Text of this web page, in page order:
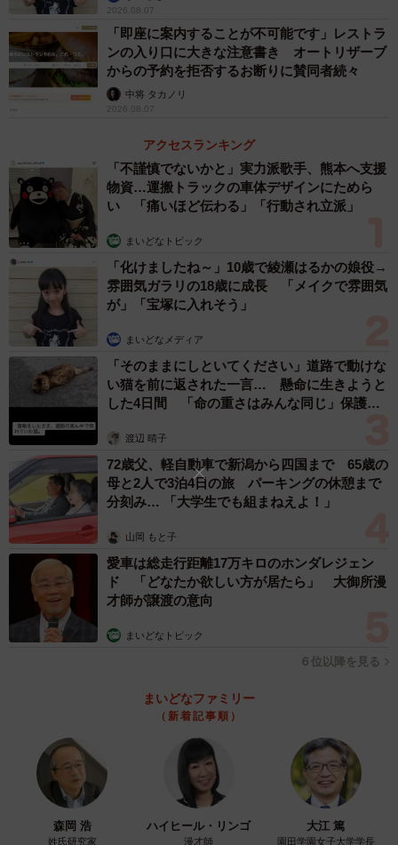
2026.08.07
「即座に案内することが不可能です」レストラ
ンの入り口に大きな注意書き オートリザーブ
からの予約を拒否するお断りに賛同者続々
中将 タカノリ
2026.08.07
アクセスランキング
「不謹慎でないかと」実力派歌手、熊本へ支援
物資…運搬トラックの車体デザインにためら
い 「痛いほど伝わる」「行動され立派」
まいどなトピック
「化けましたね～」10歳で綾瀬はるかの娘役→
雰囲気ガラリの18歳に成長 「メイクで雰囲気
が」「宝塚に入れそう」
まいどなメディア
「そのままにしといてください」道路で動けな
い猫を前に返された一言… 懸命に生きようと
した4日間 「命の重さはみんな同じ」保護団
渡辺 晴子
72歳父、軽自動車で新潟から四国まで 65歳の
母と2人で3泊4日の旅 パーキングの休憩まで
分刻み… 「大学生でも組まねえよ！」
山岡 もと子
愛車は総走行距離17万キロのホンダレジェン
ド 「どなたか欲しい方が居たら」 大御所漫
才師が譲渡の意向
まいどなトピック
６位以降を見る
まいどなファミリー
（新着記事順）
森岡 浩
姓氏研究家
ハイヒール・リンゴ
漫才師
大江 篤
園田学園女子大学学長